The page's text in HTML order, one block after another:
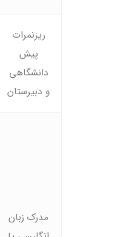
ریزنمرات
پیش
دانشگاهی
و دبیرستان
مدرک زبان